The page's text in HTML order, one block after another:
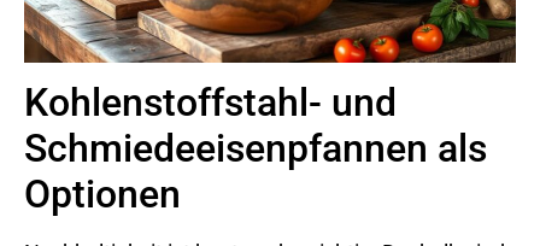
Kohlenstoffstahl- und
Schmiedeeisenpfannen als
Optionen